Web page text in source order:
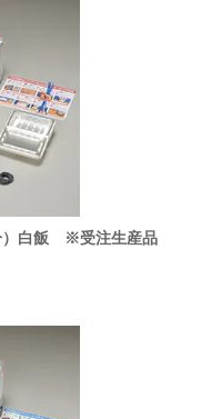
）白飯 ※受注生産品
)